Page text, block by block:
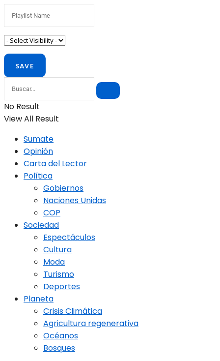
No Result
View All Result
Sumate
Opinión
Carta del Lector
Política
Gobiernos
Naciones Unidas
COP
Sociedad
Espectáculos
Cultura
Moda
Turismo
Deportes
Planeta
Crisis Climática
Agricultura regenerativa
Océanos
Bosques